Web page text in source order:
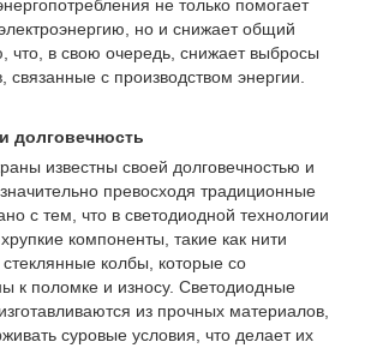
не только помогает
но и снижает общий
что, в свою очередь, снижает выбросы
связанные с производством энергии.
долговечность
известны своей долговечностью и
превосходя традиционные
с тем, что в светодиодной технологии
компоненты, такие как нити
колбы, которые со
к поломке и износу. Светодиодные
из прочных материалов,
суровые условия, что делает их